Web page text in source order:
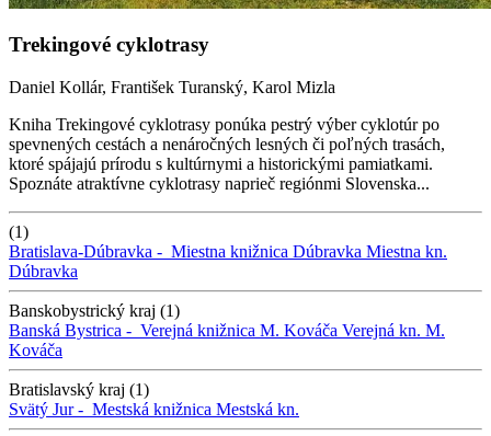
Trekingové cyklotrasy
Daniel Kollár, František Turanský, Karol Mizla
Kniha Trekingové cyklotrasy ponúka pestrý výber cyklotúr po
spevnených cestách a nenáročných lesných či poľných trasách,
ktoré spájajú prírodu s kultúrnymi a historickými pamiatkami.
Spoznáte atraktívne cyklotrasy naprieč regiónmi Slovenska...
(1)
Bratislava-Dúbravka - Miestna knižnica Dúbravka Miestna kn.
Dúbravka
Banskobystrický kraj (1)
Banská Bystrica - Verejná knižnica M. Kováča Verejná kn. M.
Kováča
Bratislavský kraj (1)
Svätý Jur - Mestská knižnica Mestská kn.